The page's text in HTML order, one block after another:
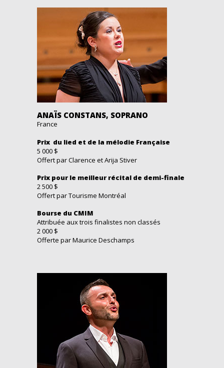
ANAÏS CONSTANS, SOPRANO
France
Prix du lied et de la mélodie Française
5 000 $
Offert par Clarence et Arija Stiver
Prix pour le meilleur récital de demi-finale
2 500 $
Offert par Tourisme Montréal
Bourse du CMIM
Attribuée aux trois finalistes non classés
2 000 $
Offerte par Maurice Deschamps